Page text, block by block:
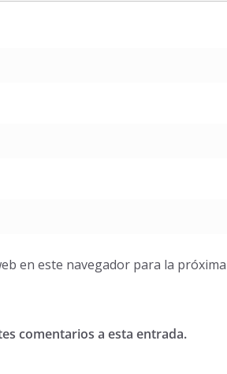
en este navegador para la
comentarios a esta entrada.